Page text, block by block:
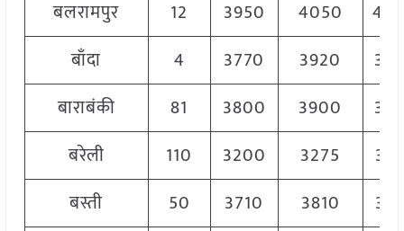
बलरामपुर
12 3950 4050
बाँदा
4 3770 3920
बाराबंकी
81 3800 3900
बरेली
110 3200 3275
बस्ती
50 3710 3810